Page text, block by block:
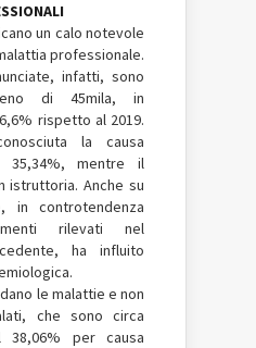
un calo notevole
professionale.
infatti, sono
di 45mila, in
rispetto al 2019.
la causa
35,34%, mentre il
istruttoria. Anche su
in controtendenza
rilevati nel
ha influito
le malattie e non
che sono circa
per causa